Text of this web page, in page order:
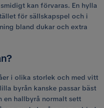
kan förvaras. En hylla
för sällskapspel och i
bland dukar och extra
i olika storlek och med vitt
byrån kanske passar bäst
en hallbyrå normalt sett